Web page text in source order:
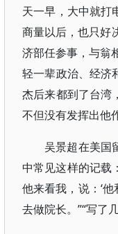
天一早，大中就打
商量以后，也只好
济部任参事，与翁
轻一辈政治、经济
杰后来都到了台湾
不但没有发挥出他
吴景超在美国
中常见这样的记载
他来看我，说：‘
去做院长。”“写了